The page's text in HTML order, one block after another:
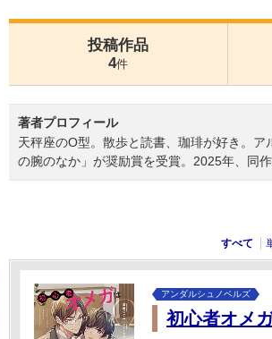
投稿作品
4件
著者プロフィール
天秤座のO型。散歩と読書、珈琲が好き。
の腕のなか」が奨励賞を受賞。2025年、同
すべて
アンダルシュノベルズ
初心者オメ